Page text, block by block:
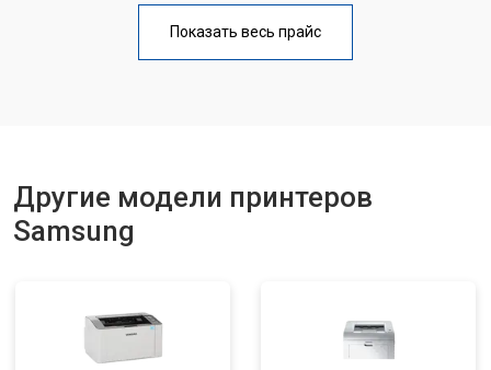
Замена блока питания от 2300 ₽
Показать весь прайс
Другие модели принтеров
Samsung